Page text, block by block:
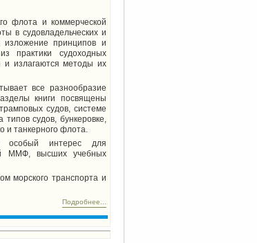
флота и коммерческой
в судовладельческих и
изложение принципов и
практики судоходных
излагаются методы их
все разнообразие
книги посвящены
судов, системе
судов, бункеровке,
и танкерного флота.
особый интерес для
ММФ, высших учебных
морского транспорта и
Подробнее...